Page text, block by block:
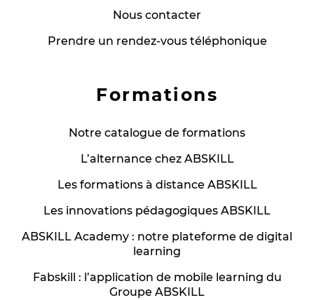
Nous contacter
Prendre un rendez-vous téléphonique
Formations
Notre catalogue de formations
L’alternance chez ABSKILL
Les formations à distance ABSKILL
Les innovations pédagogiques ABSKILL
ABSKILL Academy : notre plateforme de digital
learning
Fabskill : l’application de mobile learning du
Groupe ABSKILL